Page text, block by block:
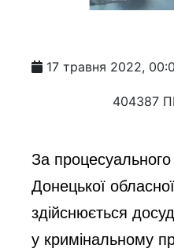
17 травня 2022,
404387
За процесуального
Донецької
здійснюється
у кримінальному